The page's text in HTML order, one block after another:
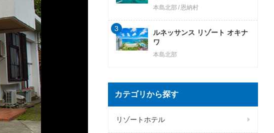
本島北部 恩納村
ルネッサンス リゾート オキナ
ワ
本島北部
3
カテゴリから探す
リゾートホテル